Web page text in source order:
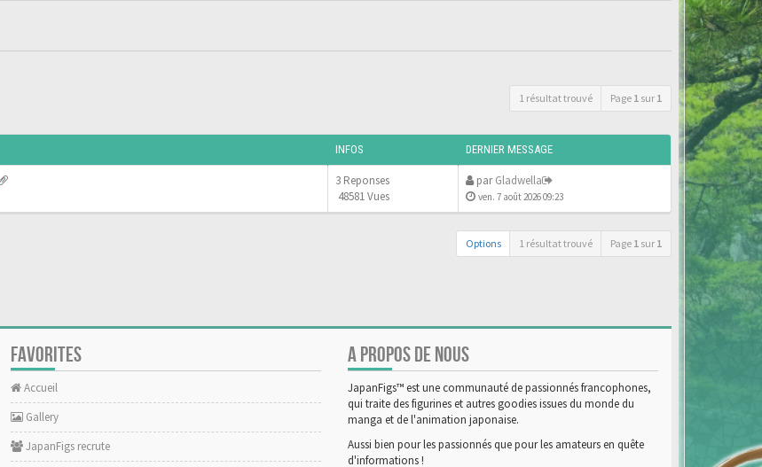
1 résultat trouvé Page 1 sur 1
INFOS DERNIER MESSAGE
3 Reponses
48581 Vues
parGladwella
ven. 7 août 2026 09:23
Options 1 résultat trouvé Page 1 sur 1
FAVORITES
Accueil
Gallery
JapanFigs recrute
A PROPOS DE NOUS
JapanFigs™ est une communauté de passionnés francophones,
qui traite des figurines et autres goodies issues du monde du
manga et de l'animation japonaise.
Aussi bien pour les passionnés que pour les amateurs en quête
d'informations !